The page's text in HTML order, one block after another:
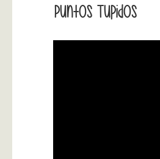
Puntos Tupidos